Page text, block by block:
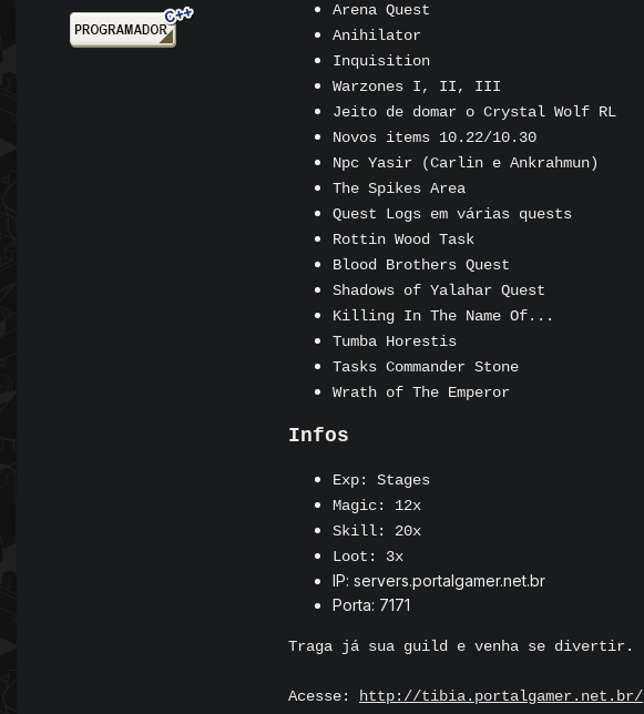
Arena Quest
Anihilator
Inquisition
Warzones I, II, III
Jeito de domar o Crystal Wolf RL
Novos items 10.22/10.30
Npc Yasir (Carlin e Ankrahmun)
The Spikes Area
Quest Logs em várias quests
Rottin Wood Task
Blood Brothers Quest
Shadows of Yalahar Quest
Killing In The Name Of...
Tumba Horestis
Tasks Commander Stone
Wrath of The Emperor
Infos
Exp: Stages
Magic: 12x
Skill: 20x
Loot: 3x
IP: servers.portalgamer.net.br
Porta: 7171
Traga já sua guild e venha se divertir.
Acesse: http://tibia.portalgamer.net.br/